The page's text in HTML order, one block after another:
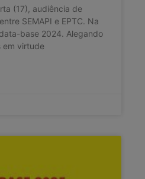
(17), audiência de
SEMAPI e EPTC. Na
base 2024. Alegando
em virtude